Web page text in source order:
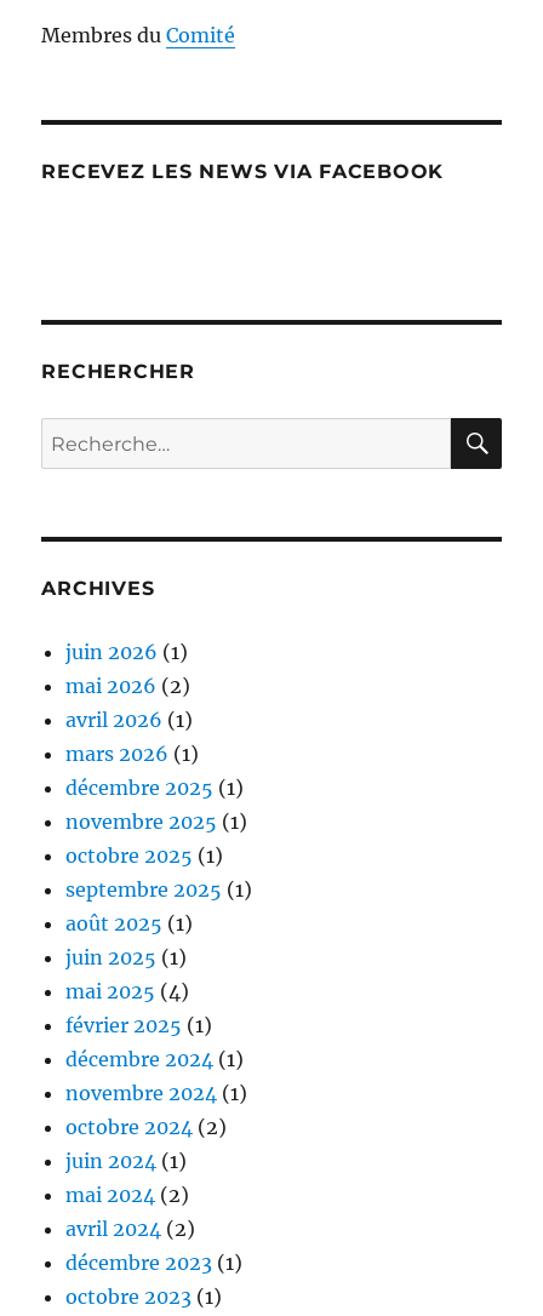
Membres duComité
RECEVEZ LES NEWS VIA FACEBOOK
RECHERCHER
Recherche
pour :
ARCHIVES
juin 2026 (1)
mai 2026 (2)
avril 2026 (1)
mars 2026 (1)
décembre 2025 (1)
novembre 2025 (1)
octobre 2025 (1)
septembre 2025 (1)
août 2025 (1)
juin 2025 (1)
mai 2025 (4)
février 2025 (1)
décembre 2024 (1)
novembre 2024 (1)
octobre 2024 (2)
juin 2024 (1)
mai 2024 (2)
avril 2024 (2)
décembre 2023 (1)
octobre 2023 (1)